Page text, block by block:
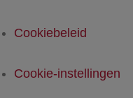
Cookiebeleid
Cookie-instellingen